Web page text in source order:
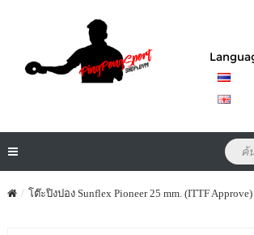
โต๊ะปิงปอง Sunflex Pioneer 25 mm. (ITTF Approve)